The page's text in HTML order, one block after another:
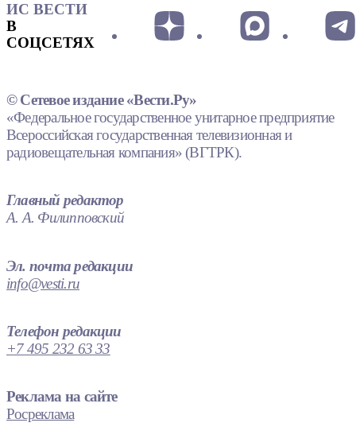
ИС ВЕСТИ
В
СОЦСЕТЯХ
© Сетевое издание «Вести.Ру»
«Федеральное государственное унитарное предприятие
Всероссийская государственная телевизионная и
радиовещательная компания» (ВГТРК).
Главный редактор
А. А. Филипповский
Эл. почта редакции
info@vesti.ru
Телефон редакции
+7 495 232 63 33
Реклама на сайте
Росреклама